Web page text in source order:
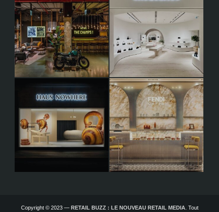
Copyright © 2023 — RETAIL BUZZ : LE NOUVEAU RETAIL MEDIA. Tout